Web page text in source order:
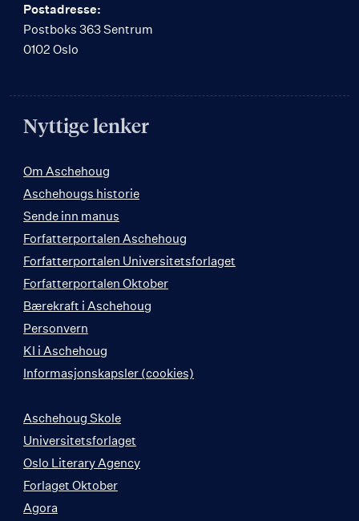
Postadresse:
Postboks 363 Sentrum
0102 Oslo
Nyttige lenker
Om Aschehoug
Aschehougs historie
Sende inn manus
Forfatterportalen Aschehoug
Forfatterportalen Universitetsforlaget
Forfatterportalen Oktober
Bærekraft i Aschehoug
Personvern
KI i Aschehoug
Informasjonskapsler (cookies)
Aschehoug Skole
Universitetsforlaget
Oslo Literary Agency
Forlaget Oktober
Agora